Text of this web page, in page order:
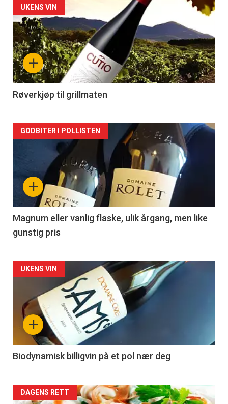
Forsiden
akkurat
nå
-
2
+
UKENS VIN
Røverkjøp til grillmaten
Forsiden
akkurat
nå
3
+
GODBITER I POLLISTEN
Magnum eller vanlig flaske, ulik årgang, men like
gunstig pris
Forsiden
akkurat
nå
4
+
UKENS VIN
Biodynamisk billigvin på et pol nær deg
Forsiden
DAGENS RETT